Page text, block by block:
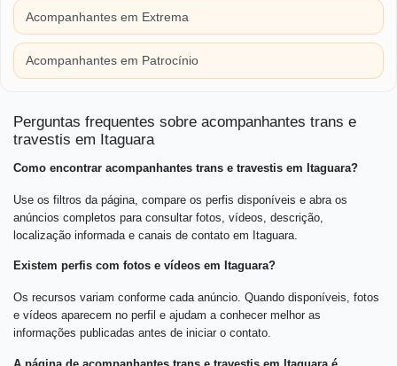
Acompanhantes em Extrema
Acompanhantes em Patrocínio
Perguntas frequentes sobre acompanhantes trans e
travestis em Itaguara
Como encontrar acompanhantes trans e travestis em Itaguara?
Use os filtros da página, compare os perfis disponíveis e abra os
anúncios completos para consultar fotos, vídeos, descrição,
localização informada e canais de contato em Itaguara.
Existem perfis com fotos e vídeos em Itaguara?
Os recursos variam conforme cada anúncio. Quando disponíveis, fotos
e vídeos aparecem no perfil e ajudam a conhecer melhor as
informações publicadas antes de iniciar o contato.